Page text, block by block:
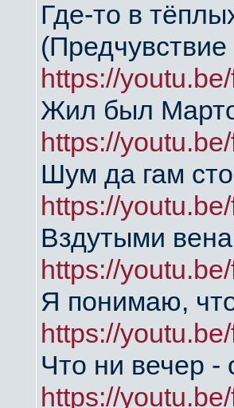
Где-то в
https://
Жил был
https://
Шум да гам
https://
Вздутыми
https://
Я понимаю,
https://
Что ни вечер -
https://